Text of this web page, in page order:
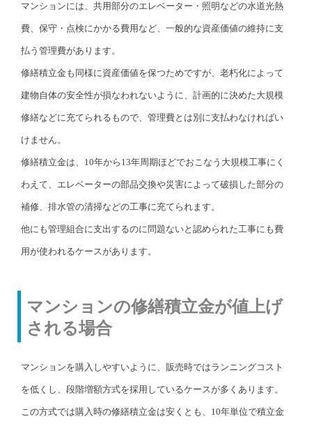
マンションには、共用部分のエレベーター・照明などの水道光熱
費、保守・点検にかかる費用など、一般的な資産価値の維持に支
払う管理費があります。
修繕積立金も同様に資産価値を保つためですが、老朽化によって
建物自体の安全性が損なわれないように、計画的に決めた大規模
修繕などに充てられるもので、管理費とは別に支払わなければい
けません。
修繕積立金は、10年から13年周期ほどでおこなう大規模工事にく
わえて、エレベーターの部品交換や災害によって破損した部分の
補修、排水管の清掃などの工事に充てられます。
他にも管理組合に支出するのに問題ないと認められた工事にも費
用が使われるケースがあります。
マンションの修繕積立金が値上げ
される場合
マンションを購入しやすいように、販売時ではランニングコスト
を低くし、段階増額方式を採用しているケースが多くあります。
この方式では購入時の修繕積立金は安くとも、10年単位で積立金